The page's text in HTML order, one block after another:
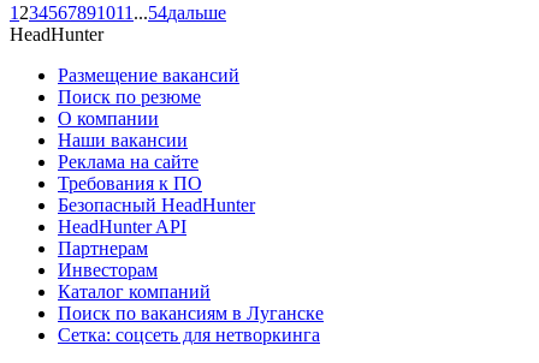
1 234567891011 ...54дальше
HeadHunter
Размещение вакансий
Поиск по резюме
О компании
Наши вакансии
Реклама на сайте
Требования к ПО
Безопасный HeadHunter
HeadHunter API
Партнерам
Инвесторам
Каталог компаний
Поиск по вакансиям в Луганске
Сетка: соцсеть для нетворкинга